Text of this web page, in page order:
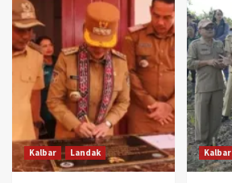
Kalbar Landak Kalbar